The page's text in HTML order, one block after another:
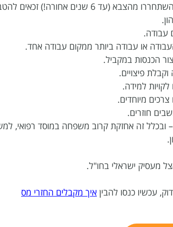
זכאים להטבות מס החלות, אגב, גם למתנדבי שירות לאומי.
עבודה.
או עבודה ביותר ממקום עבודה אחד.
הכנסות במקביל.
פיצויים.
למידה.
מיוחדים.
חוזרים.
– ובכלל זה אחזקת קרוב משפחה במוסד רפואי,
מעסיק ישראלי בחו"ל.
עכשיו כנסו להבין איך מקבלים החזרי מס